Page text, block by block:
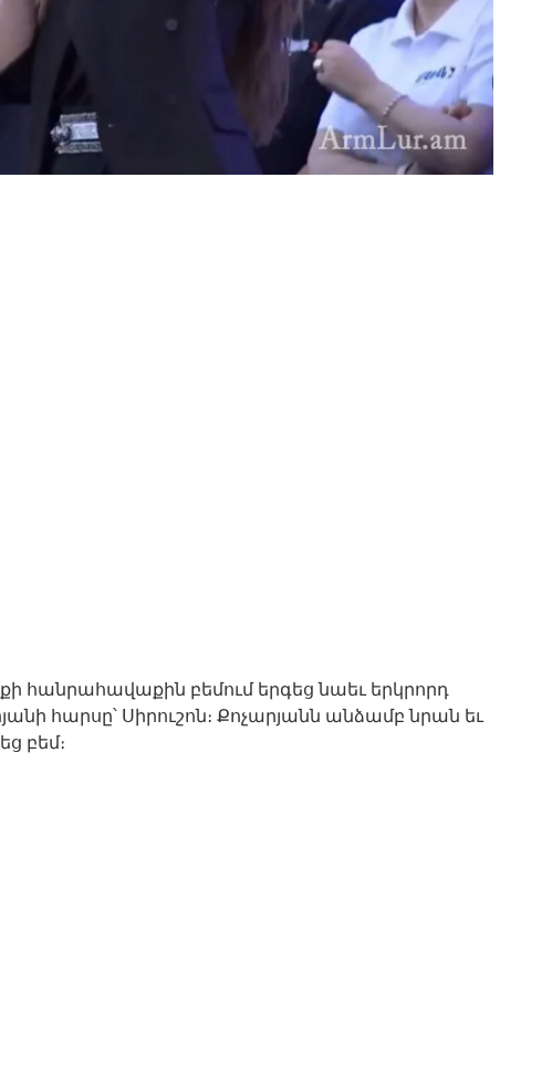
հանրահավաքին բեմում երգեց նաեւ երկրորդ
հարսը՝ Սիրուշոն։ Քոչարյանն անձամբ նրան եւ
բեմ։